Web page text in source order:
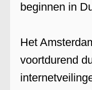
beginnen in
Het
voortdurend